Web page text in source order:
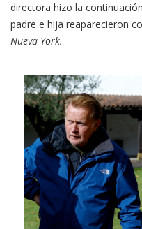
directora hizo la
padre e hija reaparecieron
Nueva York.